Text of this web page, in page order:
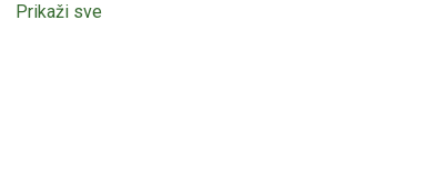
Prikaži sve